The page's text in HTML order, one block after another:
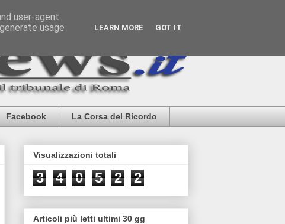
Facebook La Corsa del Ricordo
Visualizzazioni totali
3 4 0 5 2 2
Articoli più letti ultimi 30 gg
user-agent
usage
LEARN MORE GOT IT